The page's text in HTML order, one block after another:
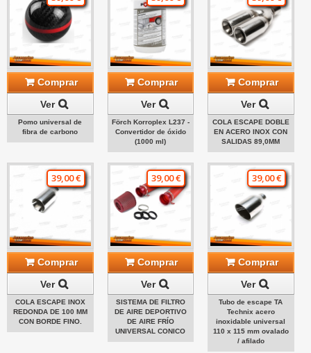
Comprar
Ver
Pomo universal de
fibra de carbono
Comprar
Ver
Förch Korroplex L237 -
Convertidor de óxido
(1000 ml)
Comprar
Ver
COLA ESCAPE DOBLE
EN ACERO INOX CON
SALIDAS 89,0MM
39,00 €
Comprar
Ver
COLA ESCAPE INOX
REDONDA DE 100 MM
CON BORDE FINO.
39,00 €
Comprar
Ver
SISTEMA DE FILTRO
DE AIRE DEPORTIVO
DE AIRE FRÍO
UNIVERSAL CONICO
39,00 €
Comprar
Ver
Tubo de escape TA
Technix acero
inoxidable universal
110 x 115 mm ovalado
/ afilado